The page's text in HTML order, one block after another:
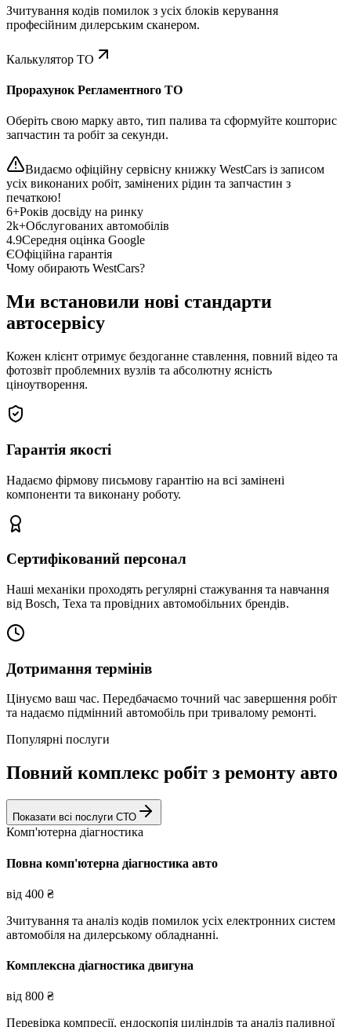
Зчитування кодів помилок з усіх блоків керування
професійним дилерським сканером.
Калькулятор ТО
Прорахунок Регламентного ТО
Оберіть свою марку авто, тип палива та сформуйте кошторис
запчастин та робіт за секунди.
Видаємо офіційну сервісну книжку WestCars із записом
усіх виконаних робіт, замінених рідин та запчастин з
печаткою!
6+Років досвіду на ринку
2k+Обслугованих автомобілів
4.9Середня оцінка Google
ЄОфіційна гарантія
Чому обирають WestCars?
Ми встановили нові стандарти
автосервісу
Кожен клієнт отримує бездоганне ставлення, повний відео та
фотозвіт проблемних вузлів та абсолютну ясність
ціноутворення.
Гарантія якості
Надаємо фірмову письмову гарантію на всі замінені
компоненти та виконану роботу.
Сертифікований персонал
Наші механіки проходять регулярні стажування та навчання
від Bosch, Texa та провідних автомобільних брендів.
Дотримання термінів
Цінуємо ваш час. Передбачаємо точний час завершення робіт
та надаємо підмінний автомобіль при тривалому ремонті.
Популярні послуги
Повний комплекс робіт з ремонту авто
Показати всі послуги СТО
Комп'ютерна діагностика
Повна комп'ютерна діагностика авто
від 400 ₴
Зчитування та аналіз кодів помилок усіх електронних систем
автомобіля на дилерському обладнанні.
Комплексна діагностика двигуна
від 800 ₴
Перевірка компресії, ендоскопія циліндрів та аналіз паливної